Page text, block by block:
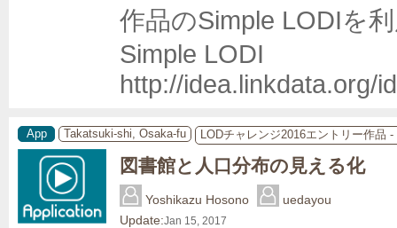
作品のSimple LODIを
Simple LODI
App Takatsuki-shi, Osaka-fu LODチャレンジ2016エントリー作品
図書館と人口分布の見える化
Yoshikazu Hosono
uedayou
Update:Jan 15, 2017